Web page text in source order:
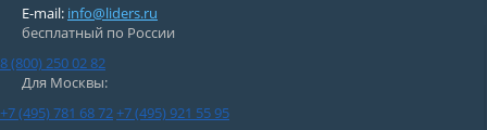
E-mail: info@liders.ru
бесплатный по России
8 (800) 250 02 82
Для Москвы:
+7 (495) 781 68 72+7 (495) 921 55 95